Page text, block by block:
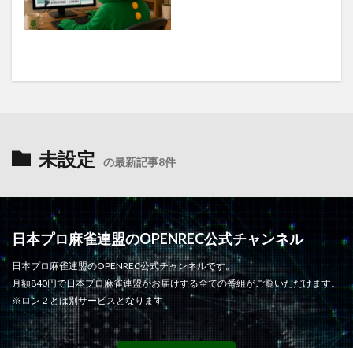
未設定 の最新記事8件
日本プロ麻雀連盟のOPENREC公式チャンネル
日本プロ麻雀連盟のOPENREC公式チャンネルです。
月額840円で日本プロ麻雀連盟がお届けする全ての番組がご覧いただけます。
※ロン２とは別サービスとなります